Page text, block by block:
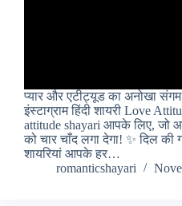
प्यार और एटीट्यूड का अनोखा
इंस्टाग्राम हिंदी शायरी Love
attitude shayari आपके लिए, जो
को चार चाँद लगा देगा! ✨ दिल की
शायरियां आपके हर…
romanticshayari